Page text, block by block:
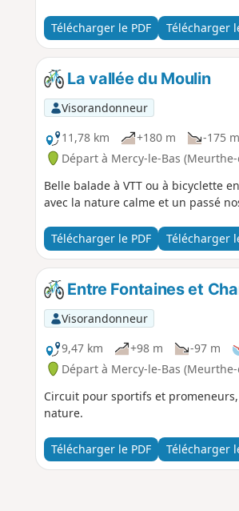
Télécharger le PDF Télécharger
La vallée du Moulin
Visorandonneur
11,78 km
+180 m -175 m
Départ à Mercy-le-Bas
Belle balade à VTT ou à bicyclette
avec la nature calme et un passé
Télécharger le PDF Télécharger
Entre Fontaines et
Visorandonneur
9,47 km
+98 m -97 m
Départ à Mercy-le-Bas
Circuit pour sportifs et
nature.
Télécharger le PDF Télécharger